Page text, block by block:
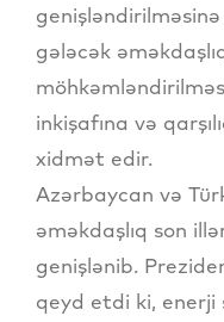
gələcək
inkişafına və
xidmət edir.
Azərbaycan və
əməkdaşlıq son
genişlənib.
qeyd etdi ki, enerji